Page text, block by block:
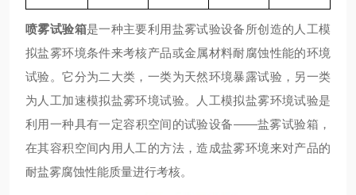
喷雾试验箱是一种主要利用盐雾试验设备所创造的人工模
拟盐雾环境条件来考核产品或金属材料耐腐蚀性能的环境
试验。它分为二大类，一类为天然环境暴露试验，另一类
为人工加速模拟盐雾环境试验。人工模拟盐雾环境试验是
利用一种具有一定容积空间的试验设备——盐雾试验箱，
在其容积空间内用人工的方法，造成盐雾环境来对产品的
耐盐雾腐蚀性能质量进行考核。